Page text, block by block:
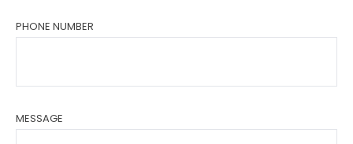
PHONE NUMBER
MESSAGE